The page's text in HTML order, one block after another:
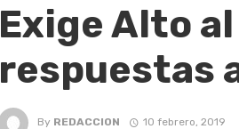
Exige Alto
respuestas
By REDACCION 10 febrero, 2019